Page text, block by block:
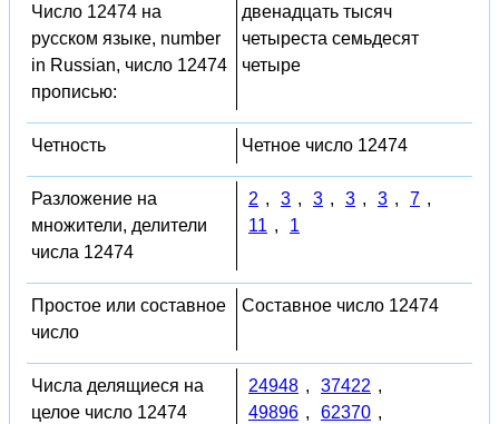
Число 12474 на
русском языке, number
in Russian, число 12474
прописью:
двенадцать тысяч
четыреста семьдесят
четыре
Четность Четное число 12474
Разложение на
множители, делители
числа 12474
2 , 3 , 3 , 3 , 3 , 7 ,
11 , 1
Простое или составное
число
Составное число 12474
Числа делящиеся на
целое число 12474
24948 , 37422 ,
49896 , 62370 ,